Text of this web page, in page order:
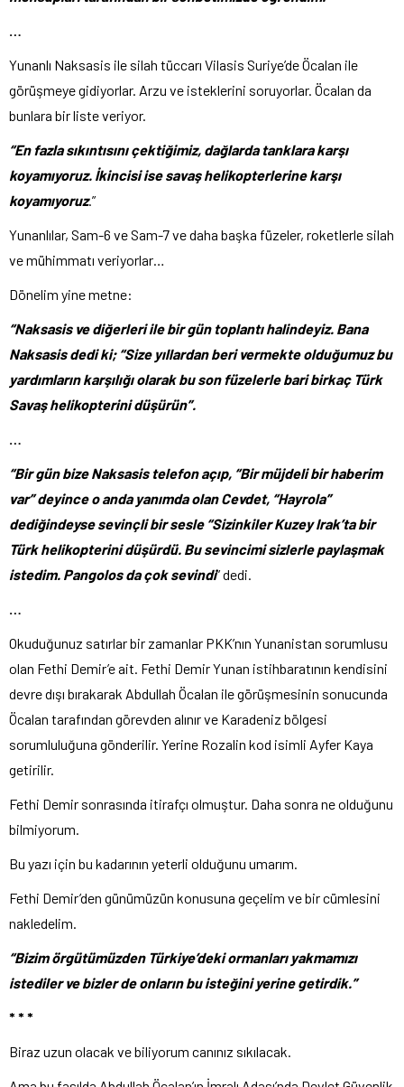
Yunanlı Naksasis ile silah tüccarı Vilasis Suriye’de Öcalan ile
görüşmeye gidiyorlar. Arzu ve isteklerini soruyorlar. Öcalan da
bunlara bir liste veriyor.
“En fazla sıkıntısını çektiğimiz, dağlarda tanklara karşı
koyamıyoruz. İkincisi ise savaş helikopterlerine karşı
koyamıyoruz.”
Yunanlılar, Sam-6 ve Sam-7 ve daha başka füzeler, roketlerle silah
ve mühimmatı veriyorlar…
Dönelim yine metne:
“Naksasis ve diğerleri ile bir gün toplantı halindeyiz. Bana
Naksasis dedi ki; “Size yıllardan beri vermekte olduğumuz bu
yardımların karşılığı olarak bu son füzelerle bari birkaç Türk
Savaş helikopterini düşürün”.
“Bir gün bize Naksasis telefon açıp, “Bir müjdeli bir haberim
var” deyince o anda yanımda olan Cevdet, “Hayrola”
dediğindeyse sevinçli bir sesle “Sizinkiler Kuzey Irak’ta bir
Türk helikopterini düşürdü. Bu sevincimi sizlerle paylaşmak
istedim. Pangolos da çok sevindi” dedi.
Okuduğunuz satırlar bir zamanlar PKK’nın Yunanistan sorumlusu
olan Fethi Demir’e ait. Fethi Demir Yunan istihbaratının kendisini
devre dışı bırakarak Abdullah Öcalan ile görüşmesinin sonucunda
Öcalan tarafından görevden alınır ve Karadeniz bölgesi
sorumluluğuna gönderilir. Yerine Rozalin kod isimli Ayfer Kaya
getirilir.
Fethi Demir sonrasında itirafçı olmuştur. Daha sonra ne olduğunu
bilmiyorum.
Bu yazı için bu kadarının yeterli olduğunu umarım.
Fethi Demir’den günümüzün konusuna geçelim ve bir cümlesini
nakledelim.
“Bizim örgütümüzden Türkiye’deki ormanları yakmamızı
istediler ve bizler de onların bu isteğini yerine getirdik.”
* * *
Biraz uzun olacak ve biliyorum canınız sıkılacak.